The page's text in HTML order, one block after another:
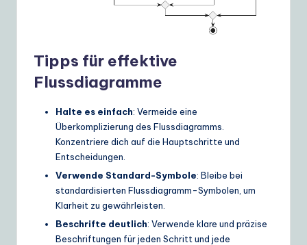
Tipps für effektive
Flussdiagramme
Halte es einfach: Vermeide eine
Überkomplizierung des Flussdiagramms.
Konzentriere dich auf die Hauptschritte und
Entscheidungen.
Verwende Standard-Symbole: Bleibe bei
standardisierten Flussdiagramm-Symbolen, um
Klarheit zu gewährleisten.
Beschrifte deutlich: Verwende klare und präzise
Beschriftungen für jeden Schritt und jede